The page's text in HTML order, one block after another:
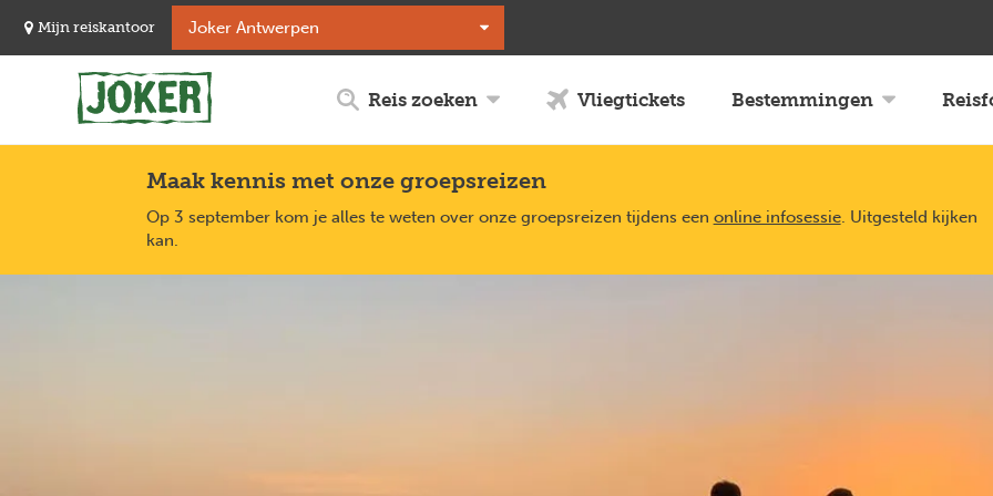
naar
Mijn reiskantoor
Reis zoeken Vliegtickets Bestemmingen
Maak kennis met onze groepsreizen
Op 3 september kom je alles te weten over onze groepsreizen tijdens een online infosessie. Uitgesteld kijken
kan.